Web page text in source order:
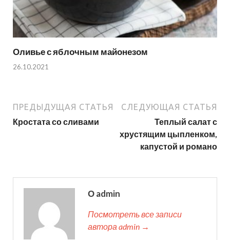
Оливье с яблочным майонезом
26.10.2021
ПРЕДЫДУЩАЯ СТАТЬЯ
Кростата со сливами
СЛЕДУЮЩАЯ СТАТЬЯ
Теплый салат с
хрустящим цыпленком,
капустой и романо
О admin
Посмотреть все записи
автора admin →